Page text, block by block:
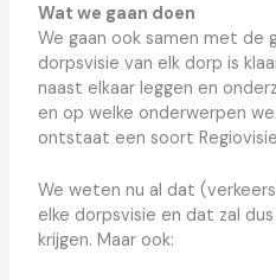
Wat we gaan doen
We gaan ook samen met de
dorpsvisie van elk dorp is
naast elkaar leggen en
en op welke onderwerpen
ontstaat een soort
We weten nu al dat
elke dorpsvisie en dat zal
krijgen. Maar ook: